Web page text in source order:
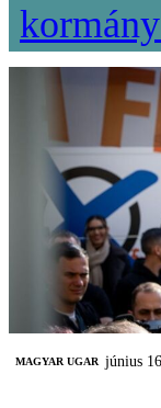
MAGYAR UGAR június